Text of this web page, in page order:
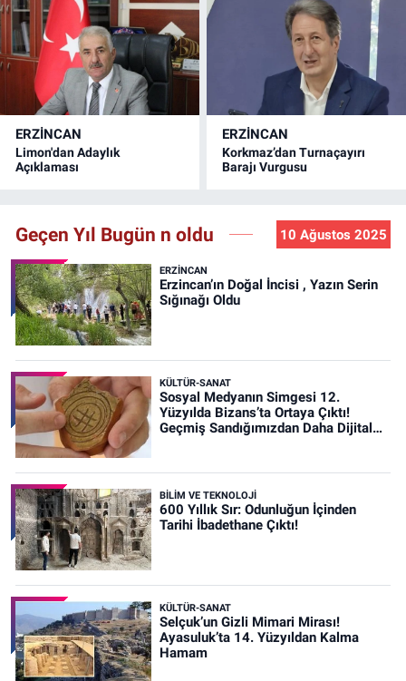
ERZINCAN
Limon'dan Adaylık
Açıklaması
ERZINCAN
Korkmaz’dan Turnaçayırı
Barajı Vurgusu
Geçen Yıl Bugün n oldu 10 Ağustos 2025
ERZINCAN
Erzincan’ın Doğal İncisi , Yazın Serin
Sığınağı Oldu
KÜLTÜR-SANAT
Sosyal Medyanın Simgesi 12.
Yüzyılda Bizans’ta Ortaya Çıktı!
Geçmiş Sandığımızdan Daha Dijital
BİLİM VE TEKNOLOJİ
600 Yıllık Sır: Odunluğun İçinden
Tarihi İbadethane Çıktı!
KÜLTÜR-SANAT
Selçuk’un Gizli Mimari Mirası!
Ayasuluk’ta 14. Yüzyıldan Kalma
Hamam